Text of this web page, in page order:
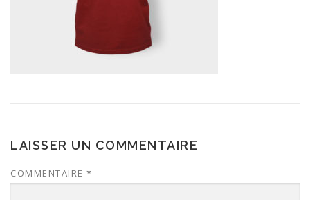
LAISSER UN COMMENTAIRE
COMMENTAIRE *